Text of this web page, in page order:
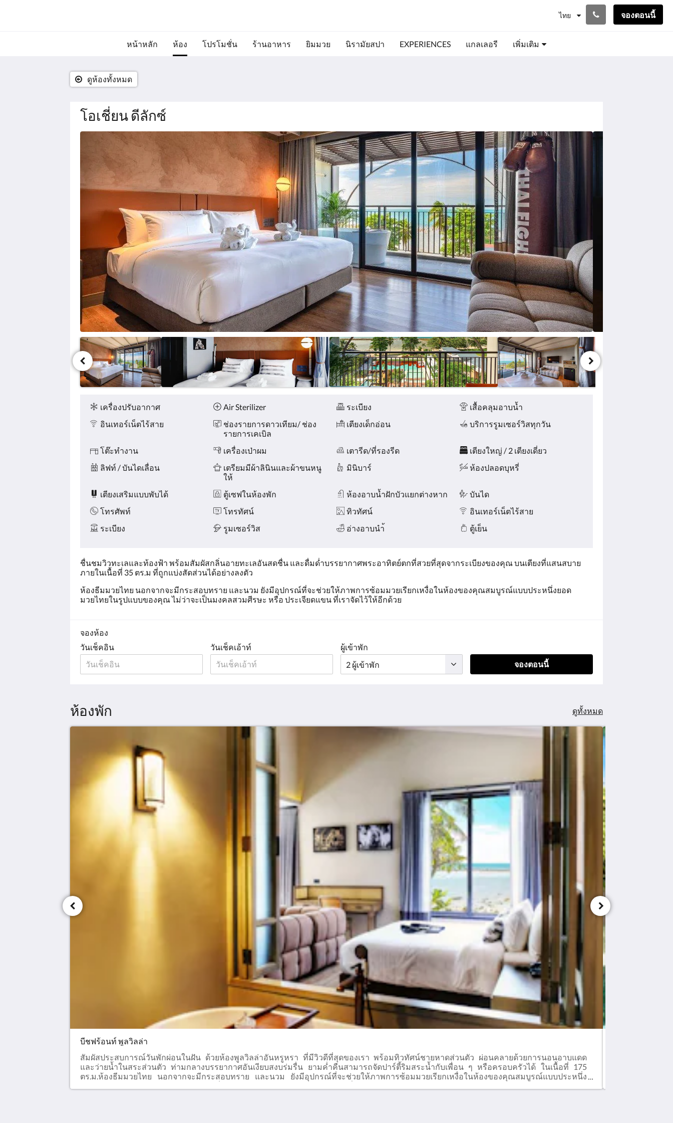
ไทย จองตอนนี้
หน้าหลัก ห้อง โปรโมชั่น ร้านอาหาร ยิมมวย นิรามัยสปา EXPERIENCES แกลเลอรี เพิ่มเติม
โอเชี่ยน ดีลักซ์
ดูห้องทั้งหมด
ด้าน
สามารถ
โดย
กด
ปุ่ม
ต่อ
และ
ก่อน
หน้า
สิ่ง
ความเครื่องปรับอากาศ Air Sterilizer ระเบียง
เสื้อคลุมอาบน้ำ
อินเทอร์เน็ตไร้สาย
ช่องรายการดาวเทียม/ ช่อง
รายการเคเบิล
เตียงเด็กอ่อน บริการรูมเซอร์วิสทุกวัน
โต๊ะทำงาน เครื่องเป่าผม เตารีด/ที่รองรีด
เตียงใหญ่ / 2 เตียงเดี่ยว
ลิฟท์ / บันไดเลื่อน
เตรียมมีผ้าลินินและผ้าขนหนู
ให้
มินิบาร์ ห้องปลอดบุหรี่
เตียงเสริมแบบพับได้ ตู้เซฟในห้องพัก ห้องอาบน้ำฝักบัวแยกต่างหาก
บันได
โทรศัพท์
โทรทัศน์ ทิวทัศน์
อินเทอร์เน็ตไร้สาย
ระเบียง
รูมเซอร์วิส อ่างอาบนำ้ ตู้เย็น
ชื่นชมวิวทะเลและท้องฟ้า พร้อมสัมผัสกลิ่นอายทะเลอันสดชื่น และดื่มด่ำบรรยากาศพระอาทิตย์ตกที่สวยที่สุดจากระเบียงของคุณ บนเตียงที่แสนสบาย
ภายในเนื้อที่ 35 ตร.ม ที่ถูกแบ่งสัดส่วนได้อย่างลงตัว
ห้องธีมมวยไทย นอกจากจะมีกระสอบทราย และนวม ยังมีอุปกรณ์ที่จะช่วยให้ภาพการซ้อมมวยเรียกเหงื่อในห้องของคุณสมบูรณ์แบบประหนึ่งยอด
มวยไทยในรูปแบบของคุณ ไม่ว่าจะเป็นมงคลสวมศีรษะ หรือ ประเจียดแขน ที่เราจัดไว้ให้อีกด้วย
จองห้อง
วันเช็คอิน
วันเช็คเอ้าท์
ผู้เข้าพัก
จองตอนนี้
ห้องพัก ดูทั้งหมด
บีชฟร้อนท์ พูลวิลล่า
สัมผัสประสบการณ์วันพักผ่อนในฝัน ด้วยห้องพูลวิลล่าอันหรูหรา ที่มีวิวดีที่สุดของเรา พร้อมทิวทัศน์ชายหาดส่วนตัว ผ่อนคลายด้วยการนอนอาบแดด
และว่ายน้ำในสระส่วนตัว ท่ามกลางบรรยากาศอันเงียบสงบร่มรื่น ยามค่ำคืนสามารถจัดปาร์ตี้ริมสระน้ำกับเพื่อน ๆ หรือครอบครัวได้ ในเนื้อที่ 175
ตร.ม.ห้องธีมมวยไทย นอกจากจะมีกระสอบทราย และนวม ยังมีอุปกรณ์ที่จะช่วยให้ภาพการซ้อมมวยเรียกเหงื่อในห้องของคุณสมบูรณ์แบบประหนึ่ง